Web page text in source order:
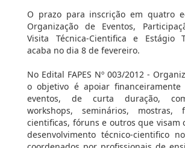
O prazo para inscrição em quatro
Organização de Eventos,
Visita Técnica-Cientifica e Estágio
acaba no dia 8 de fevereiro.
No Edital FAPES Nº 003/2012 -
o objetivo é apoiar
eventos, de curta duração,
workshops, seminários, mostras,
cientificas, fóruns e outros que visam
desenvolvimento técnico-cientifico